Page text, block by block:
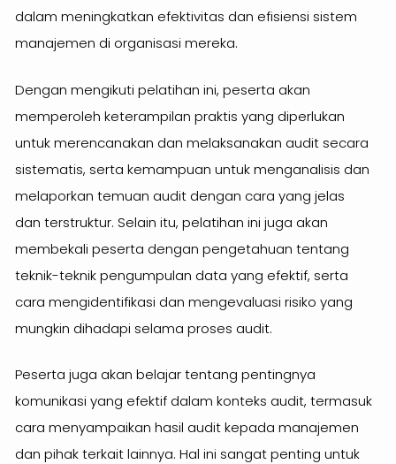
dalam meningkatkan efektivitas dan efisiensi sistem
manajemen di organisasi mereka.
Dengan mengikuti pelatihan ini, peserta akan
memperoleh keterampilan praktis yang diperlukan
untuk merencanakan dan melaksanakan audit secara
sistematis, serta kemampuan untuk menganalisis dan
melaporkan temuan audit dengan cara yang jelas
dan terstruktur. Selain itu, pelatihan ini juga akan
membekali peserta dengan pengetahuan tentang
teknik-teknik pengumpulan data yang efektif, serta
cara mengidentifikasi dan mengevaluasi risiko yang
mungkin dihadapi selama proses audit.
Peserta juga akan belajar tentang pentingnya
komunikasi yang efektif dalam konteks audit, termasuk
cara menyampaikan hasil audit kepada manajemen
dan pihak terkait lainnya. Hal ini sangat penting untuk